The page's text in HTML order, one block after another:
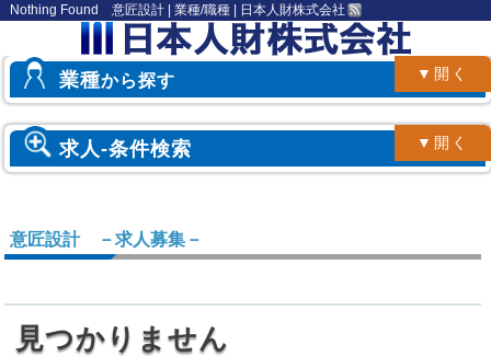
Nothing Found 意匠設計 | 業種/職種 | 日本人財株式会社
業種から探す ▼開く
求人-条件検索 ▼開く
意匠設計 －求人募集－
見つかりません